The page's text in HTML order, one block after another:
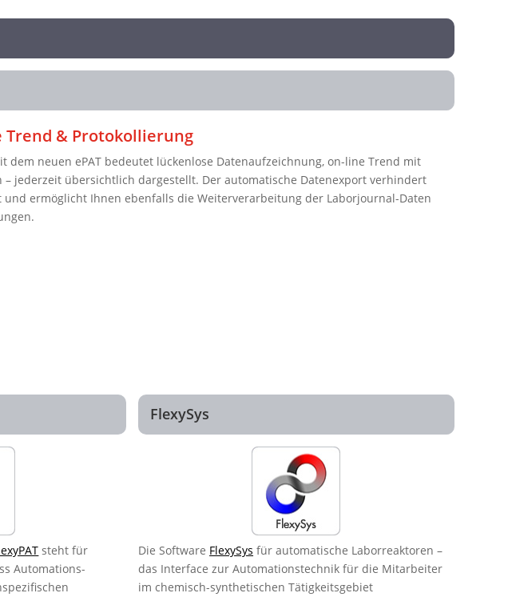
Trend & Protokollierung
dem neuen ePAT bedeutet lückenlose Datenaufzeichnung, on-line Trend mit
– jederzeit übersichtlich dargestellt. Der automatische Datenexport verhindert
und ermöglicht Ihnen ebenfalls die Weiterverarbeitung der Laborjournal-Daten
steht für
Automations-
FlexySys
Die Software FlexySys für automatische Laborreaktoren –
das Interface zur Automationstechnik für die Mitarbeiter
im chemisch-synthetischen Tätigkeitsgebiet